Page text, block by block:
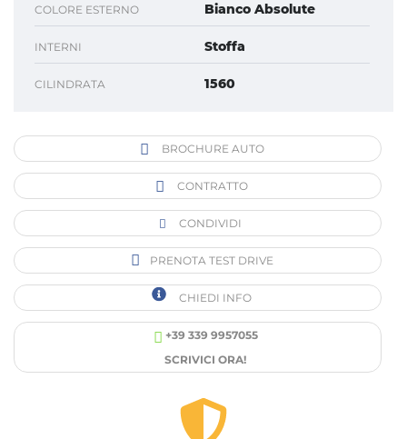
COLORE ESTERNO Bianco Absolute
INTERNI Stoffa
CILINDRATA 1560
BROCHURE AUTO
CONTRATTO
CONDIVIDI
PRENOTA TEST DRIVE
CHIEDI INFO
+39 339 9957055
SCRIVICI ORA!